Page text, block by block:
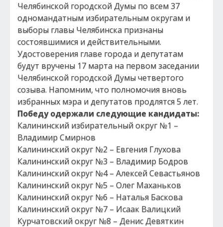
Челябинской городской Думы по всем 37
одномандатным избирательным округам и
выборы главы Челябинска признаны
состоявшимися и действительными.
Удостоверения главе города и депутатам
будут вручены 17 марта на первом заседании
Челябинской городской Думы четвертого
созыва. Напомним, что полномочия вновь
избранных мэра и депутатов продлятся 5 лет.
Победу одержали следующие кандидаты:
Калининский избирательный округ №1 –
Владимир Смирнов
Калининский округ №2 – Евгения Глухова
Калининский округ №3 – Владимир Бодров
Калининский округ №4 – Алексей Севастьянов
Калининский округ №5 – Олег Маханьков
Калининский округ №6 – Наталья Баскова
Калининский округ №7 – Исаак Валицкий
Курчатовский округ №8 – Денис Девяткин